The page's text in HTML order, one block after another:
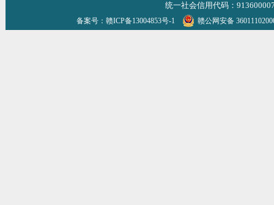
统一社会信用代码：
备案号：赣ICP备13004853号-1 赣公网安备